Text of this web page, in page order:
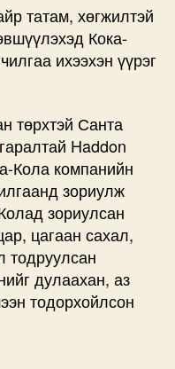
үү?
дээр
татам, хөгжилтэй
Кока-
ихээхэн үүрэг
төрхтэй Санта
Haddon
Кола компанийн
зориулж
зориулсан
цагаан сахал,
тодруулсан
дулаахан, аз
тодорхойлсон